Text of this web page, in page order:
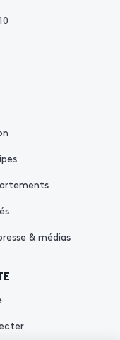
& médias